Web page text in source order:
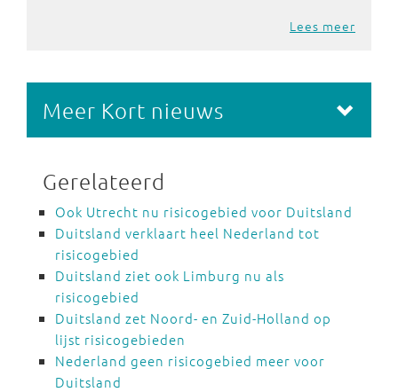
Lees meer
Meer Kort nieuws
Gerelateerd
Ook Utrecht nu risicogebied voor Duitsland
Duitsland verklaart heel Nederland tot
risicogebied
Duitsland ziet ook Limburg nu als
risicogebied
Duitsland zet Noord- en Zuid-Holland op
lijst risicogebieden
Nederland geen risicogebied meer voor
Duitsland